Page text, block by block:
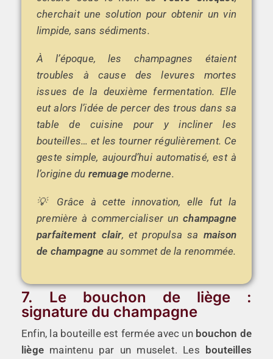
cherchait une solution pour obtenir un vin
limpide, sans sédiments.
À l’époque, les champagnes étaient
troubles à cause des levures mortes
issues de la deuxième fermentation. Elle
eut alors l’idée de percer des trous dans sa
table de cuisine pour y incliner les
bouteilles… et les tourner régulièrement. Ce
geste simple, aujourd’hui automatisé, est à
l’origine du remuage moderne.
💡 Grâce à cette innovation, elle fut la
première à commercialiser unchampagne
parfaitement clair, et propulsa sa maison
de champagne au sommet de la renommée.
7. Le bouchon de liège :
signature du champagne
Enfin, la bouteille est fermée avec un bouchon de
liège maintenu par un muselet. Les bouteilles